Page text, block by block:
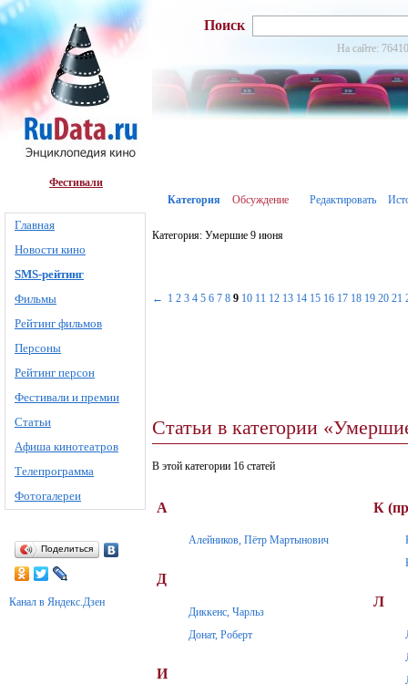
Фестивали
Главная
Новости кино
SMS-рейтинг
Фильмы
Рейтинг фильмов
Персоны
Рейтинг персон
Фестивали и премии
Статьи
Афиша кинотеатров
Телепрограмма
Фотогалереи
Поделиться
Канал в Яндекс.Дзен
Поиск
На сайте:
Категория Обсуждение Редактировать
Категория: Умершие 9 июня
← 1 2 3 4 5 6 7 8 9 10 11 12 13 14 15 16 17 18 19 20 21
Статьи в категории
В этой категории 16 статей
А
Алейников, Пётр Мартынович
Д
Диккенс, Чарльз
Донат, Роберт
И
К
Л